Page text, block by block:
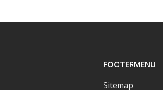
FOOTERMENU
Sitemap